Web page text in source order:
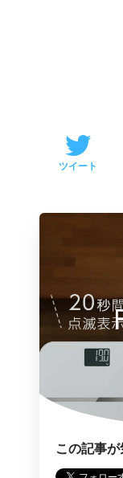
ツイート
この記事